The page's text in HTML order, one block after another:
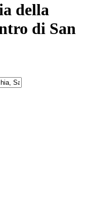
della
di San